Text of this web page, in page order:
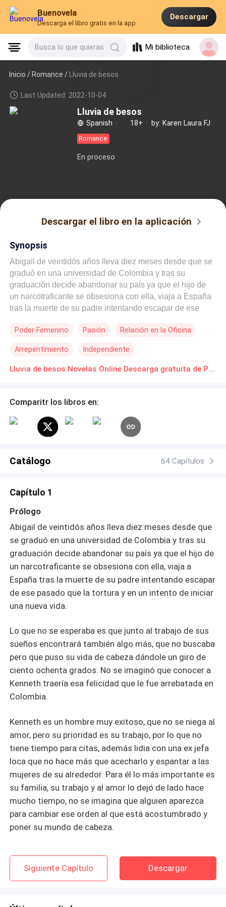
Buenovela
Descarga el libro gratis en la app
Descargar
Busca lo que quieras Mi biblioteca
Inicio /Romance / Lluvia de besos
Last Updated: 2022-10-04
Lluvia de besos
Spanish · 18+ · by: Karen Laura FJ
Romance
En proceso
Descargar el libro en la aplicación
Synopsis
Abigail de veintidós años lleva diez meses desde que se
graduó en una universidad de Colombia y tras su
graduación decide abandonar su país ya que el hijo de
un narcotraficante se obsesiona con ella, viaja a España
tras la muerte de su padre intentando escapar de ese
vida. Lo que no se esperaba es que junto al trabajo de
buscaba pero que puso su vida de cabeza dándole un
giro de ciento ochenta grados. No se imaginó que
exitoso, que no se niega al amor, pero su prioridad es su
lidia con una ex jefa loca que no hace más que acecharlo
y espantar a las mujeres de su alrededor. Para él lo más
lado hace mucho tiempo, no se imagina que alguien
Poder Femenino Pasión Relación en la Oficina
Arrepentimiento Independiente
Segunda Oportunidad POV en primera persona Lluvia de besos Novelas Online Descarga gratuita de PDF
Comparitr los libros en:
Catálogo 64 Capítulos
Capítulo 1
Prólogo
Abigail de veintidós años lleva diez meses desde que
se graduó en una universidad de Colombia y tras su
graduación decide abandonar su país ya que el hijo de
un narcotraficante se obsesiona con ella, viaja a
España tras la muerte de su padre intentando escapar
de ese pasado que la tortura y en un intento de iniciar
una nueva vida.
Lo que no se esperaba es que junto al trabajo de sus
sueños encontrará también algo más, que no buscaba
pero que puso su vida de cabeza dándole un giro de
ciento ochenta grados. No se imaginó que conocer a
Kenneth traería esa felicidad que le fue arrebatada en
Colombia.
Kenneth es un hombre muy exitoso, que no se niega al
amor, pero su prioridad es su trabajo, por lo que no
tiene tiempo para citas, además lidia con una ex jefa
loca que no hace más que acecharlo y espantar a las
mujeres de su alrededor. Para él lo más importante es
su familia, su trabajo y al amor lo dejó de lado hace
mucho tiempo, no se imagina que alguien aparezca
para cambiar ese orden al que está acostumbrado y
poner su mundo de cabeza.
Siguiente Capítulo Descargar